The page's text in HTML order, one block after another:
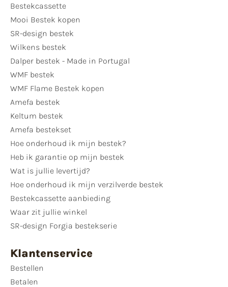
Bestekcassette
Mooi Bestek kopen
SR-design bestek
Wilkens bestek
Dalper bestek - Made in Portugal
WMF bestek
WMF Flame Bestek kopen
Amefa bestek
Keltum bestek
Amefa bestekset
Hoe onderhoud ik mijn bestek?
Heb ik garantie op mijn bestek
Wat is jullie levertijd?
Hoe onderhoud ik mijn verzilverde bestek
Bestekcassette aanbieding
Waar zit jullie winkel
SR-design Forgia bestekserie
Klantenservice
Bestellen
Betalen